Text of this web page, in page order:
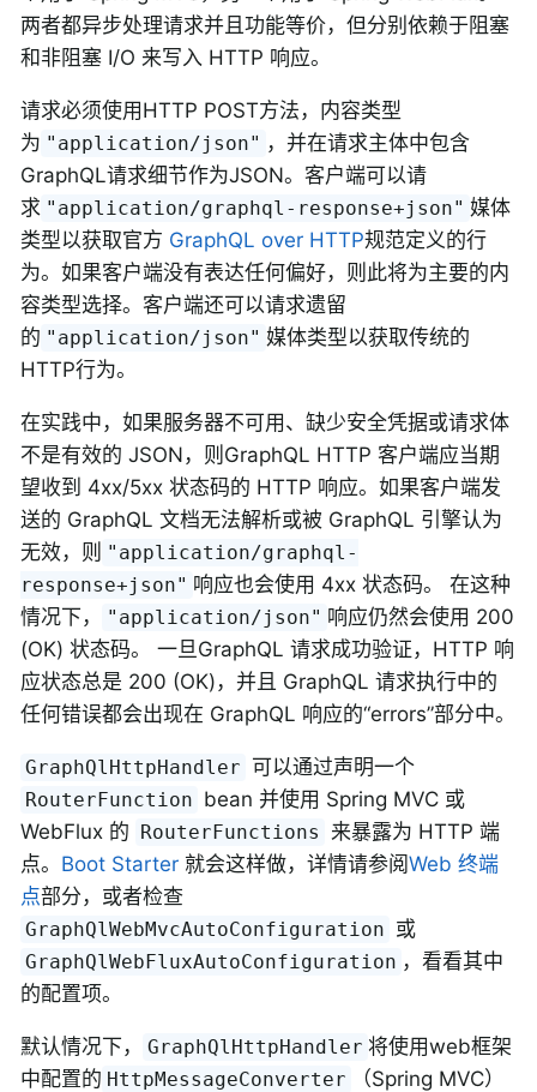
两者都异步处理请求并且功能等价，但分别依赖于阻塞
和非阻塞 I/O 来写入 HTTP 响应。
请求必须使用HTTP POST方法，内容类型
为 "application/json" ，并在请求主体中包含
GraphQL请求细节作为JSON。客户端可以请
求 "application/graphql-response+json" 媒体
类型以获取官方 GraphQL over HTTP规范定义的行
为。如果客户端没有表达任何偏好，则此将为主要的内
容类型选择。客户端还可以请求遗留
的 "application/json" 媒体类型以获取传统的
HTTP行为。
在实践中，如果服务器不可用、缺少安全凭据或请求体
不是有效的 JSON，则GraphQL HTTP 客户端应当期
望收到 4xx/5xx 状态码的 HTTP 响应。如果客户端发
送的 GraphQL 文档无法解析或被 GraphQL 引擎认为
无效，则 "application/graphql-
response+json" 响应也会使用 4xx 状态码。 在这种
情况下，
"application/json" 响应仍然会使用 200
(OK) 状态码。 一旦GraphQL 请求成功验证，HTTP 响
应状态总是 200 (OK)，并且 GraphQL 请求执行中的
任何错误都会出现在 GraphQL 响应的“errors”部分中。
GraphQlHttpHandler 可以通过声明一个
RouterFunction bean 并使用 Spring MVC 或
WebFlux 的 RouterFunctions
来暴露为 HTTP 端
点。 Boot Starter 就会这样做，详情请参阅Web 终端
点部分，或者检查
GraphQlWebMvcAutoConfiguration 或
GraphQlWebFluxAutoConfiguration ，看看其中
的配置项。
默认情况下， GraphQlHttpHandler 将使用web框架
中配置的 HttpMessageConverter
（Spring MVC）